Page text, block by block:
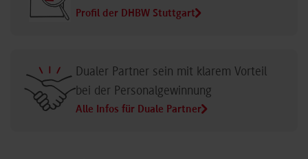
Profil der DHBW Stuttgart
Dualer Partner sein mit klarem Vorteil
bei der Personalgewinnung
Alle Infos für Duale Partner